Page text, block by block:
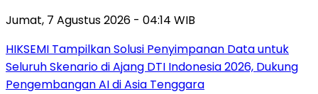
Jumat, 7 Agustus 2026 - 04:14 WIB
HIKSEMI Tampilkan Solusi Penyimpanan Data untuk
Seluruh Skenario di Ajang DTI Indonesia 2026, Dukung
Pengembangan AI di Asia Tenggara